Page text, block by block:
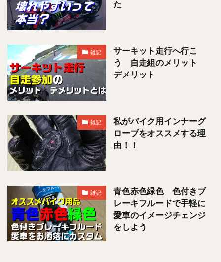
た
雑記
サーキット走行へ行こ
う 自走組のメリット
デメリット
雑記
私がバイク用インナーグ
ローブをオススメする理
由！！
雑記
青色赤色緑色 色付きブ
レーキフルードで手軽に
愛車のイメージチェンジ
をしよう